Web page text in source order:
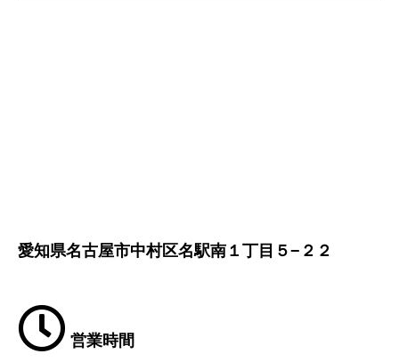
愛知県名古屋市中村区名駅南１丁目５−２２
営業時間